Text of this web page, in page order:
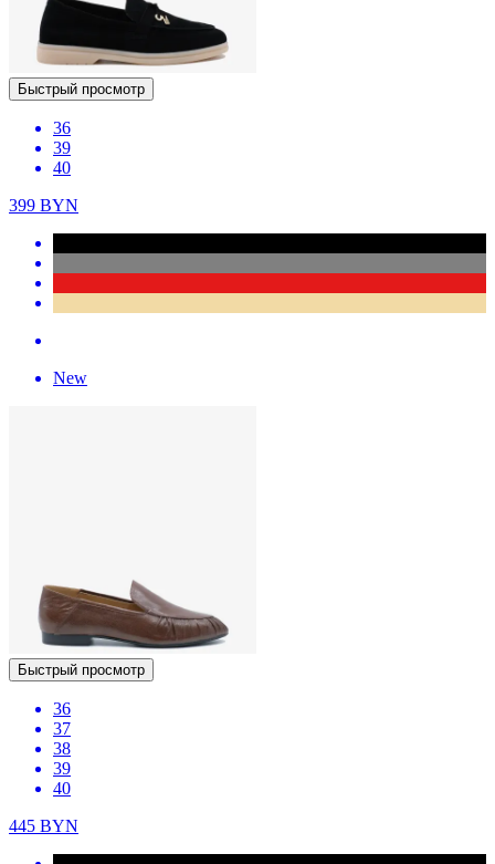
Быстрый просмотр
36
39
40
399 BYN
New
Быстрый просмотр
36
37
38
39
40
445 BYN